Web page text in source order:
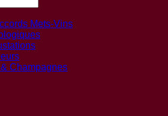
Mets-Vins
Champagnes